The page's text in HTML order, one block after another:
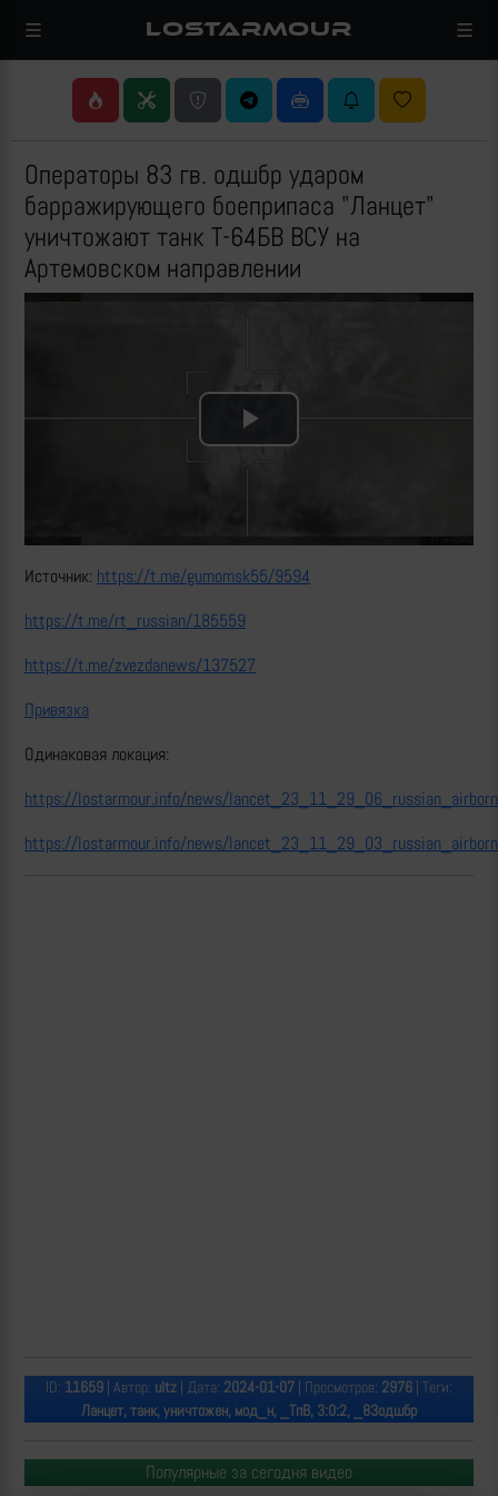
LOSTARMOUR
Операторы 83 гв. одшбр ударом
барражирующего боеприпаса "Ланцет"
уничтожают танк Т-64БВ ВСУ на
Артемовском направлении
Play
Источник: https://t.me/gumomsk55/9594
https://t.me/rt_russian/185559
https://t.me/zvezdanews/137527
Привязка
Одинаковая локация:
https://lostarmour.info/news/
https://lostarmour.info/news/
ID: 11659 | Автор: ultz | Дата: 2024-01-07 | Просмотров: 2976 | Теги:
Ланцет, танк, уничтожен, мод_н, _ТпВ, 3:0:2, _83одшбр
Популярные за сегодня видео